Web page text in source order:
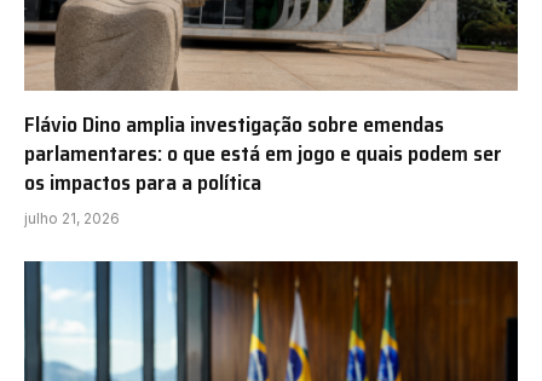
Flávio Dino amplia investigação sobre emendas
parlamentares: o que está em jogo e quais podem ser
os impactos para a política
julho 21, 2026